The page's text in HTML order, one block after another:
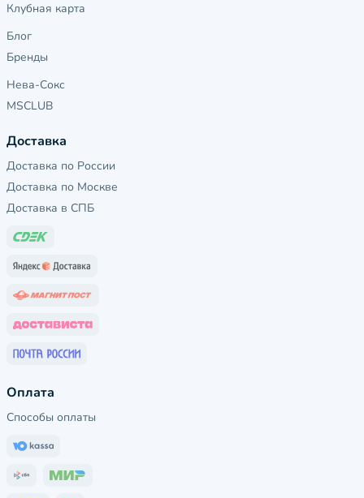
Клубная карта
Блог
Бренды
Нева-Сокс
MSCLUB
Доставка
Доставка по России
Доставка по Москве
Доставка в СПБ
Оплата
Способы оплаты